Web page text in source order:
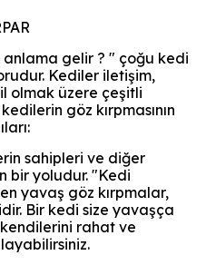
anlama gelir ? " çoğu kedi
Kediler iletişim,
olmak üzere çeşitli
göz kırpmasının
sahipleri ve diğer
bir yoludur. "Kedi
yavaş göz kırpmalar,
Bir kedi size yavaşça
kendilerini rahat ve